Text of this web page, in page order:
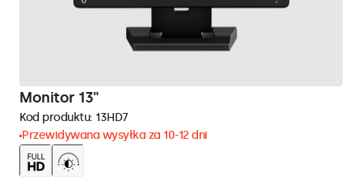
Monitor 13"
Kod produktu: 13HD7
Przewidywana wysyłka za 10-12 dni